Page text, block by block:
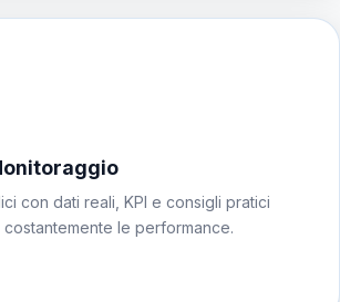
con dati reali, KPI e consigli pratici
le performance.